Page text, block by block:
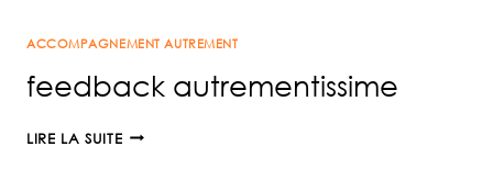
RELATIONS
ACCOMPAGNEMENT AUTREMENT
feedback autrementissime
LIRE LA SUITEFEEDBACK